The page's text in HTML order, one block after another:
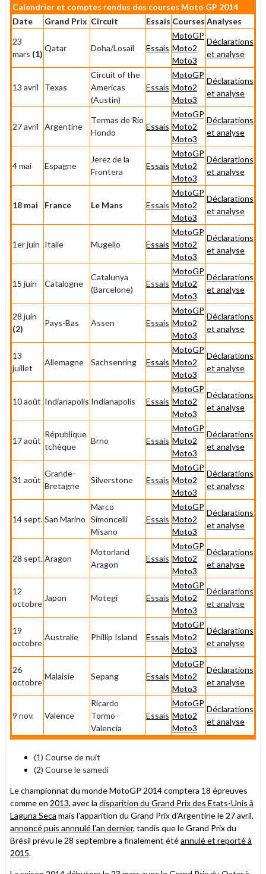
Calendrier et comptes rendus des courses Moto GP 2014
Date
Grand Prix Circuit Essais Courses Analyses
23
mars (1)
Qatar Doha/Losail Essais
MotoGP
Moto2
Moto3
Déclarations
et analyse
13 avril Texas
Circuit of the
Americas
(Austin)
Essais
MotoGP
Moto2
Moto3
Déclarations
et analyse
27 avril Argentine
Termas de Rio
Hondo
Essais
MotoGP
Moto2
Moto3
Déclarations
et analyse
4 mai Espagne
Jerez de la
Frontera
Essais
MotoGP
Moto2
Moto3
Déclarations
et analyse
18 mai France Le Mans Essais
MotoGP
Moto2
Moto3
Déclarations
et analyse
1er juin Italie Mugello Essais
MotoGP
Moto2
Moto3
Déclarations
et analyse
15 juin Catalogne
Catalunya
(Barcelone)
Essais
MotoGP
Moto2
Moto3
Déclarations
et analyse
28 juin
(2)
Pays-Bas Assen Essais
MotoGP
Moto2
Moto3
Déclarations
et analyse
13
juillet
Allemagne Sachsenring Essais
MotoGP
Moto2
Moto3
Déclarations
et analyse
10 août Indianapolis Indianapolis Essais
MotoGP
Moto2
Moto3
Déclarations
et analyse
17 août
République
tchèque
Brno Essais
MotoGP
Moto2
Moto3
Déclarations
et analyse
31 août
Grande-
Bretagne
Silverstone Essais
MotoGP
Moto2
Moto3
Déclarations
et analyse
14 sept.San Marino
Marco
Simoncelli
Misano
Essais
MotoGP
Moto2
Moto3
Déclarations
et analyse
28 sept.Aragon
Motorland
Aragon
Essais
MotoGP
Moto2
Moto3
Déclarations
et analyse
12
octobre
Japon Motegi Essais
MotoGP
Moto2
Moto3
Déclarations
et analyse
19
octobre
Australie Phillip Island Essais
MotoGP
Moto2
Moto3
Déclarations
et analyse
26
octobre
Malaisie Sepang Essais
MotoGP
Moto2
Moto3
Déclarations
et analyse
9 nov. Valence
Ricardo
Tormo -
Valencia
Essais
MotoGP
Moto2
Moto3
Déclarations
et analyse
(1) Course de nuit
(2) Course le samedi
Le championnat du monde MotoGP 2014 comptera 18 épreuves
comme en 2013, avec la disparition du Grand Prix des Etats-Unis à
Laguna Seca mais l'apparition du Grand Prix d'Argentine le 27 avril,
annoncé puis annnulé l'an dernier, tandis que le Grand Prix du
Brésil prévu le 28 septembre a finalement étéannulé et reporté à
2015.